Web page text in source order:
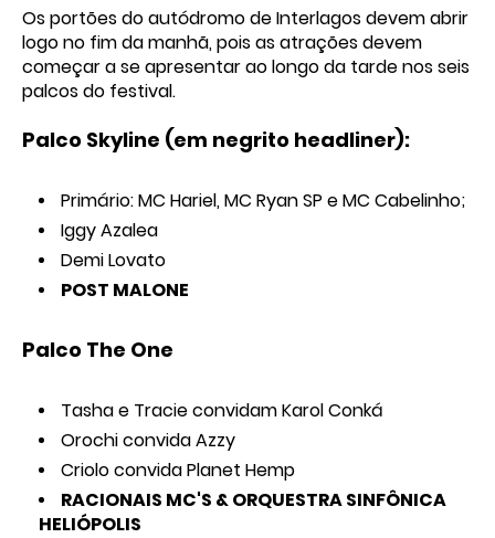
Os portões do autódromo de Interlagos devem abrir
logo no fim da manhã, pois as atrações devem
começar a se apresentar ao longo da tarde nos seis
palcos do festival.
Palco Skyline (em negrito headliner):
Primário: MC Hariel, MC Ryan SP e MC Cabelinho;
Iggy Azalea
Demi Lovato
POST MALONE
Palco The One
Tasha e Tracie convidam Karol Conká
Orochi convida Azzy
Criolo convida Planet Hemp
RACIONAIS MC'S & ORQUESTRA SINFÔNICA
HELIÓPOLIS